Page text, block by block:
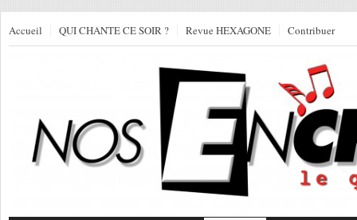
Accueil QUI CHANTE CE SOIR ? Revue HEXAGONE Contribuer